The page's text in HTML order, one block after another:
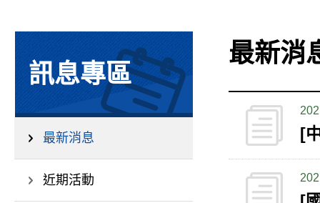
訊息專區
最新消息
近期活動
最新消
[